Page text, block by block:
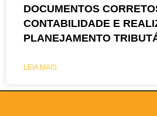
DOCUMENTOS
CONTABILIDADE E
PLANEJAMENTO
LEIA MAIS